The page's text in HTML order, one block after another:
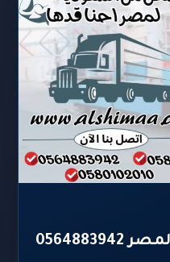
شركة شحن من الرياض لمصر 0564883942